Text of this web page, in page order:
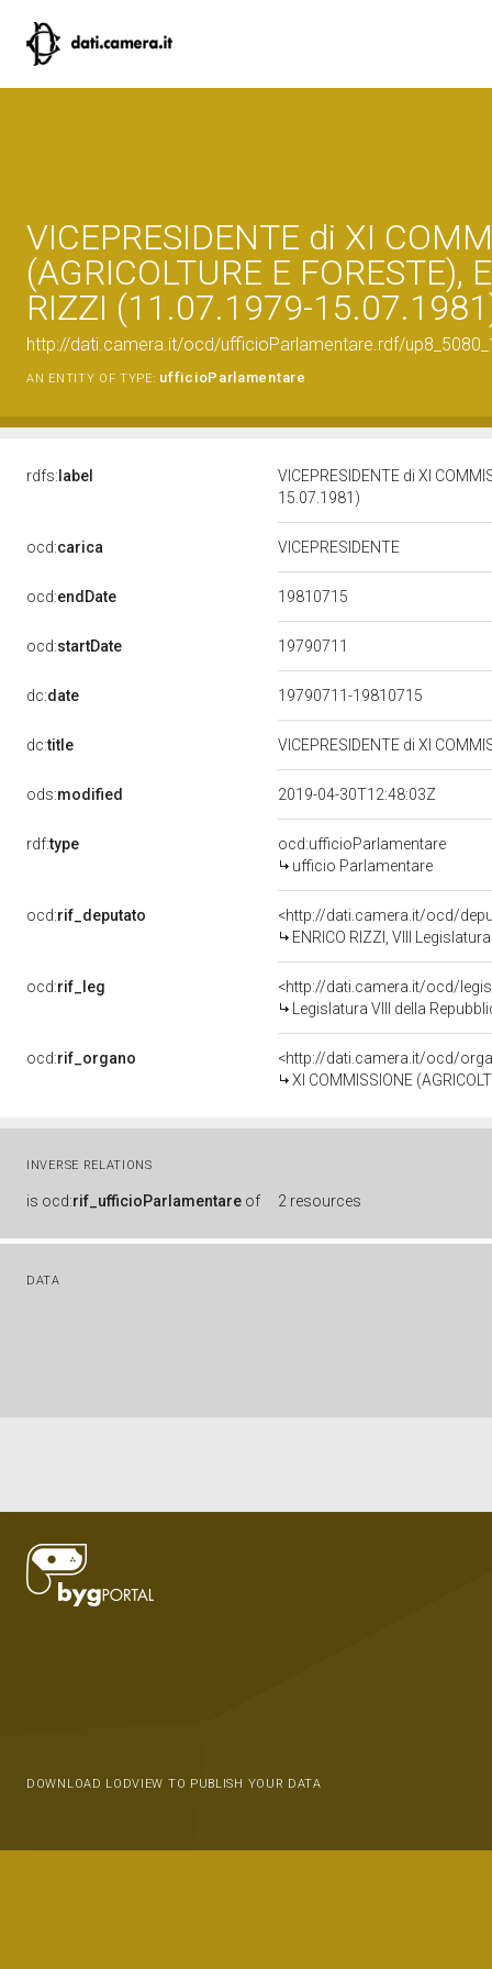
VICEPRESIDENTE di XI
(AGRICOLTURE E FORESTE),
RIZZI (11.07.1979-
http://dati.camera.it/ocd/ufficioParlamentare.rdf/
AN ENTITY OF TYPE: ufficioParlamentare
rdfs: label
VICEPRESIDENTE di XI
15.07.1981)
ocd:carica VICEPRESIDENTE
ocd:endDate 19810715
ocd:startDate 19790711
dc:date 19790711-19810715
dc:title VICEPRESIDENTE di XI
ods:modified 2019-04-30T12:48:03Z
rdf:type
ocd:ufficioParlamentare
ufficio Parlamentare
ocd:rif_deputato
<http://dati.camera.it/ocd/
ENRICO RIZZI, VIII
ocd:rif_leg
<http://dati.camera.it/ocd/
Legislatura VIII della
ocd:rif_organo
<http://dati.camera.it/ocd/
XI COMMISSIONE
INVERSE RELATIONS
is ocd:rif_ufficioParlamentare of 2 resources
DATA
DOWNLOAD LODVIEW TO PUBLISH YOUR DATA